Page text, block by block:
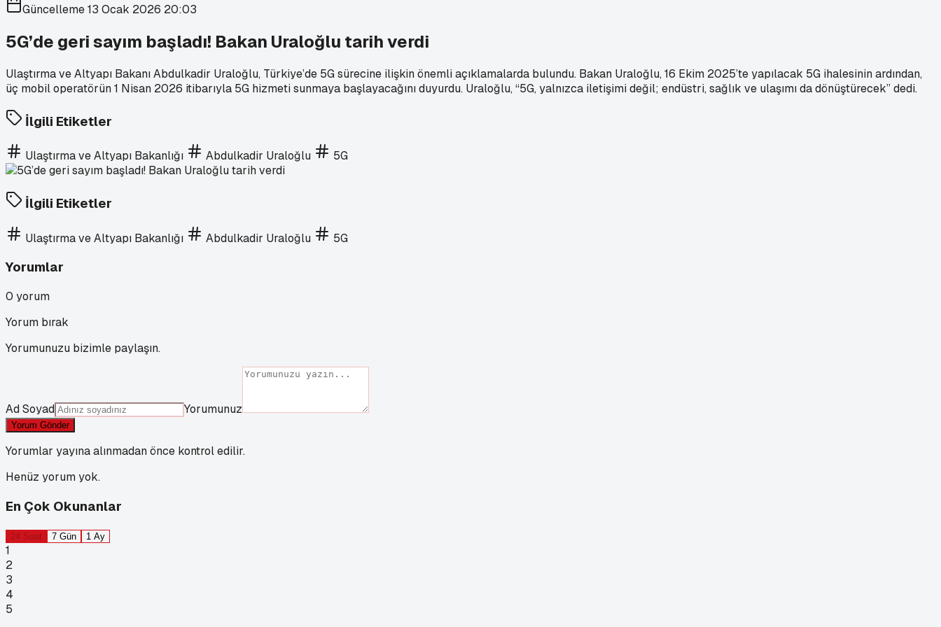
Güncelleme13 Ocak 2026 20:03
5G’de geri sayım başladı! Bakan Uraloğlu tarih verdi
Ulaştırma ve Altyapı Bakanı Abdulkadir Uraloğlu, Türkiye’de 5G sürecine ilişkin önemli açıklamalarda bulundu. Bakan Uraloğlu, 16 Ekim 2025’te yapılacak 5G ihalesinin ardından,
üç mobil operatörün 1 Nisan 2026 itibarıyla 5G hizmeti sunmaya başlayacağını duyurdu. Uraloğlu, “5G, yalnızca iletişimi değil; endüstri, sağlık ve ulaşımı da dönüştürecek” dedi.
İlgili Etiketler
Ulaştırma ve Altyapı Bakanlığı Abdulkadir Uraloğlu 5G
İlgili Etiketler
Ulaştırma ve Altyapı Bakanlığı Abdulkadir Uraloğlu 5G
Yorumlar
0 yorum
Yorum bırak
Yorumunuzu bizimle paylaşın.
Ad Soyad Yorumunuz
Yorum Gönder
Yorumlar yayına alınmadan önce kontrol edilir.
Henüz yorum yok.
En Çok Okunanlar
24 Saat 7 Gün 1 Ay
1
2
3
4
5